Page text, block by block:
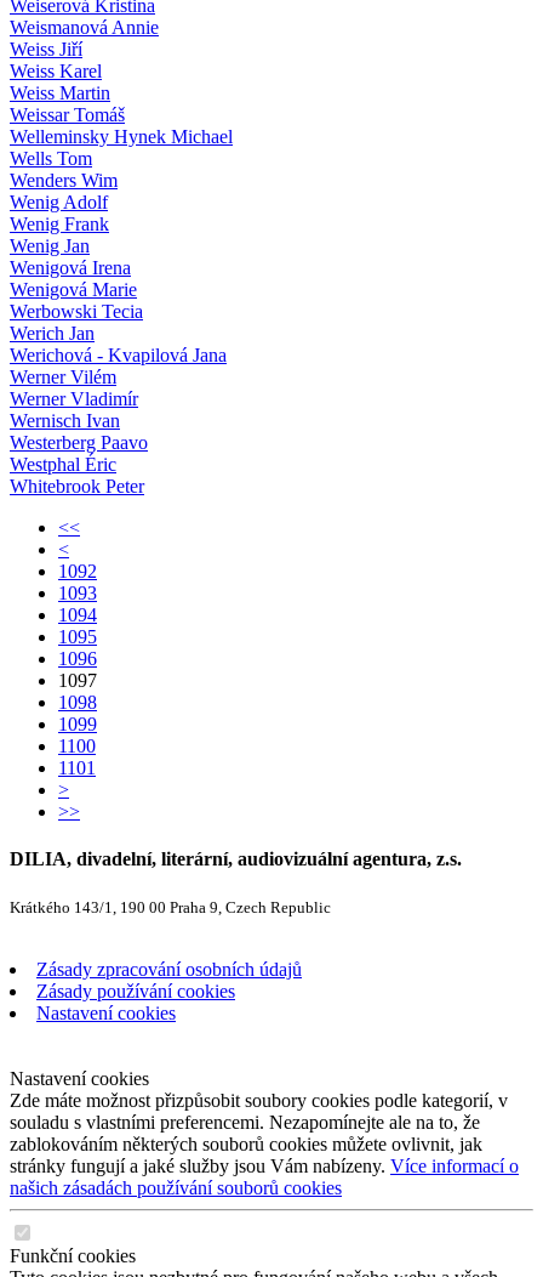
Weiserová Kristina
Weismanová Annie
Weiss Jiří
Weiss Karel
Weiss Martin
Weissar Tomáš
Welleminsky Hynek Michael
Wells Tom
Wenders Wim
Wenig Adolf
Wenig Frank
Wenig Jan
Wenigová Irena
Wenigová Marie
Werbowski Tecia
Werich Jan
Werichová - Kvapilová Jana
Werner Vilém
Werner Vladimír
Wernisch Ivan
Westerberg Paavo
Westphal Éric
Whitebrook Peter
<<
<
1092
1093
1094
1095
1096
1097
1098
1099
1100
1101
>
>>
DILIA, divadelní, literární, audiovizuální agentura, z.s.
Krátkého 143/1, 190 00 Praha 9, Czech Republic
Zásady zpracování osobních údajů
Zásady používání cookies
Nastavení cookies
Nastavení cookies
Zde máte možnost přizpůsobit soubory cookies podle kategorií, v
souladu s vlastními preferencemi. Nezapomínejte ale na to, že
zablokováním některých souborů cookies můžete ovlivnit, jak
stránky fungují a jaké služby jsou Vám nabízeny. Více informací o
našich zásadách používání souborů cookies
Funkční cookies